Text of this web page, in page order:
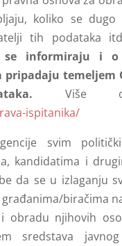
koliko se dugo
tih podataka
se informiraju i
temeljem
Više o
ispitanika/
svim
kandidatima i
da se u izlaganju
biračima
obradu njihovih
sredstava javnog